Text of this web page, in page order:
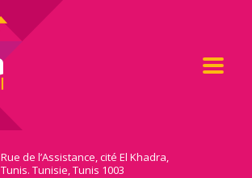
Rue de l’Assistance, cité El Khadra,
Tunis. Tunisie, Tunis 1003